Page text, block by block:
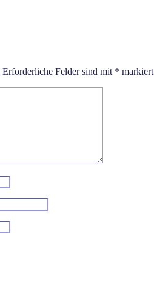
Erforderliche Felder sind mit * markiert